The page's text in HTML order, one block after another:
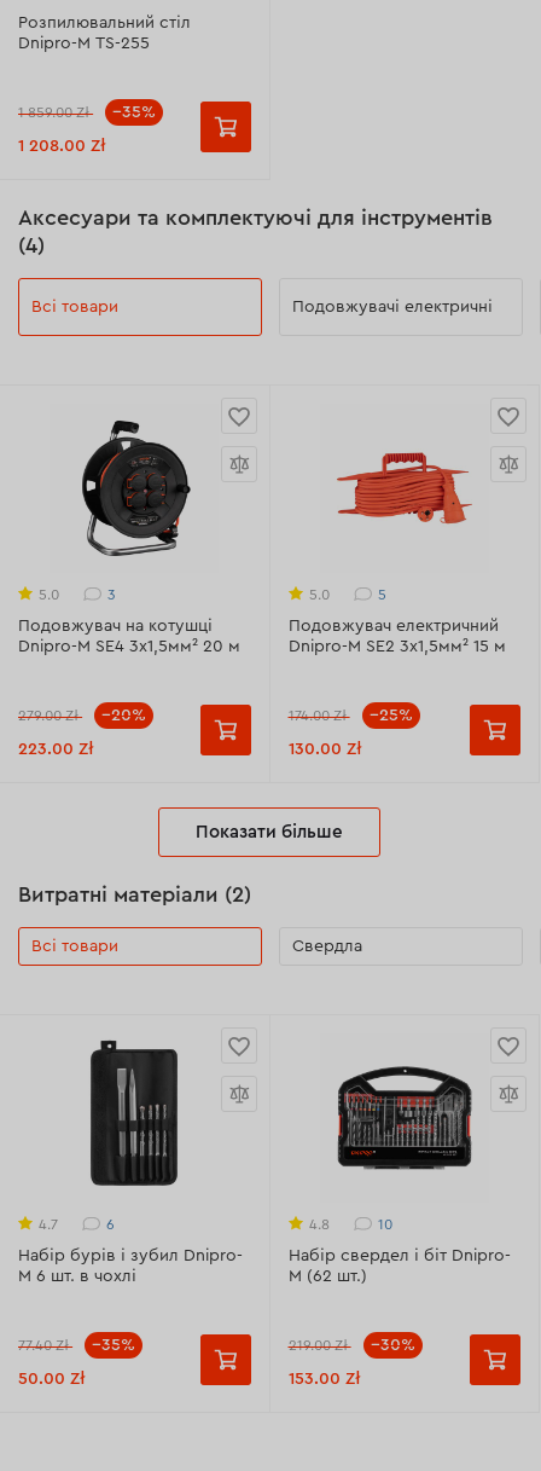
Розпилювальний стіл
Dnipro-M TS-255
1 208.00 Zł
1 859.00 Zł --35%
Аксесуари та комплектуючі для інструментів
(4)
Всі товари Подовжувачі електричні
5.0 3
Подовжувач на котушці
Dnipro-M SE4 3x1,5мм² 20 м
223.00 Zł
279.00 Zł --20%
5.0 5
Подовжувач електричний
Dnipro-M SE2 3x1,5мм² 15 м
130.00 Zł
174.00 Zł --25%
Показати більше
Витратні матеріали (2)
Всі товари Свердла
4.7 6
Набір бурів і зубил Dnipro-
M 6 шт. в чохлі
50.00 Zł
77.40 Zł --35%
4.8 10
Набір свердел і біт Dnipro-
M (62 шт.)
153.00 Zł
219.00 Zł --30%